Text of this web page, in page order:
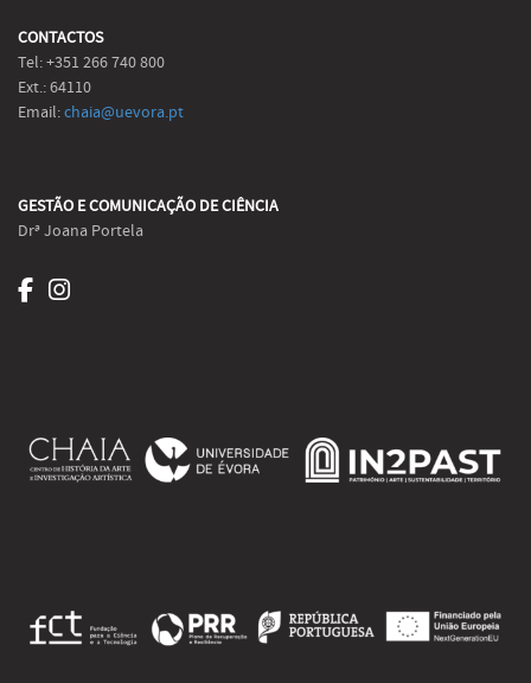
CONTACTOS
Tel: +351 266 740 800
Ext.: 64110
Email:chaia@uevora.pt
GESTÃO E COMUNICAÇÃO DE CIÊNCIA
Drª Joana Portela